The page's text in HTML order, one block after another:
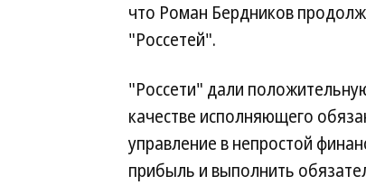
что Роман Бердников
"Россетей".
"Россети" дали
качестве исполняющего
управление в непростой
прибыль и выполнить